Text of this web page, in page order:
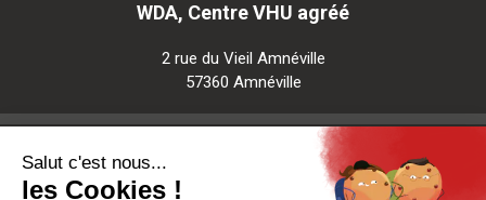
WDA, Centre VHU agréé
2 rue du Vieil Amnéville
57360 Amnéville